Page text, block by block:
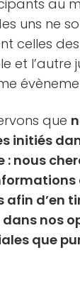
au
uns ne
celles
et l’autre
que
initiés
: nous
afin d’en
nos
que